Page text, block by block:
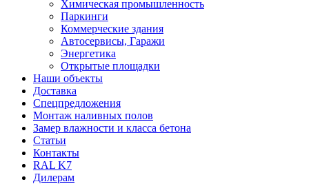
Химическая промышленность
Паркинги
Коммерческие здания
Автосервисы, Гаражи
Энергетика
Открытые площадки
Наши объекты
Доставка
Спецпредложения
Монтаж наливных полов
Замер влажности и класса бетона
Статьи
Контакты
RAL K7
Дилерам